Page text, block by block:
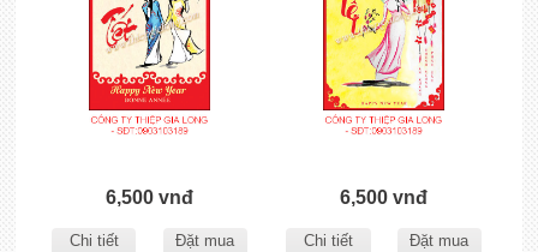
6,500 vnđ
Chi tiết Đặt mua
6,500 vnđ
Chi tiết Đặt mua